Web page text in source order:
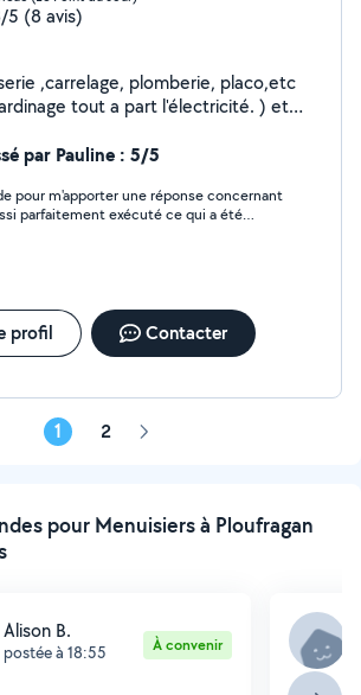
5 (8 avis)
par Pauline : 5/5
pour m'apporter une réponse concernant
parfaitement exécuté ce qui a été
profil Contacter
1 2 Page
pour Menuisiers à Ploufragan
Alison B.
postée à 18:55 À convenir